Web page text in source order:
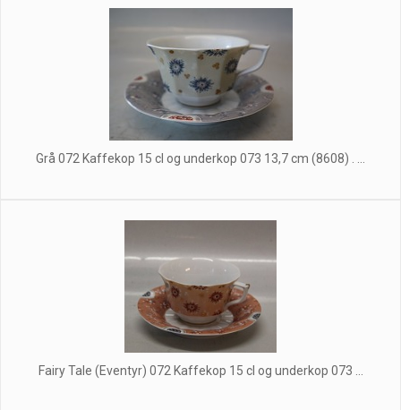
Grå 072 Kaffekop 15 cl og underkop 073 13,7 cm (8608) . ...
Fairy Tale (Eventyr) 072 Kaffekop 15 cl og underkop 073 ...